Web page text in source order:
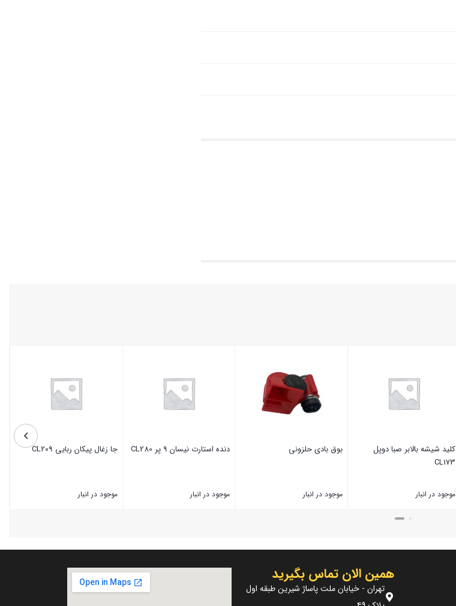
کلید شیشه بالابر صبا دوپل
CL173
موجود در انبار
بوق بادی حلزونی
موجود در انبار
دنده استارت نیسان 9 پر CL280
موجود در انبار
جا زغال پیکان ربایی CL209
موجود در انبار
همین الان تماس بگیرید
تهران - خیابان ملت پاساژ شیرین طبقه اول